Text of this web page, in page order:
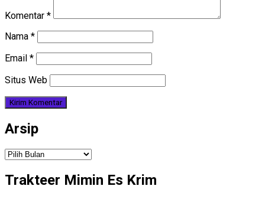
Komentar *
Nama *
Email *
Situs Web
Arsip
Arsip
Trakteer Mimin Es Krim